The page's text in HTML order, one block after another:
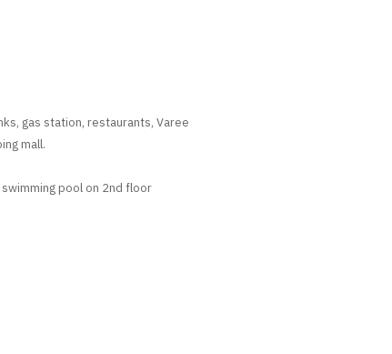
gas station, restaurants, Varee
mall.
pool on 2nd floor